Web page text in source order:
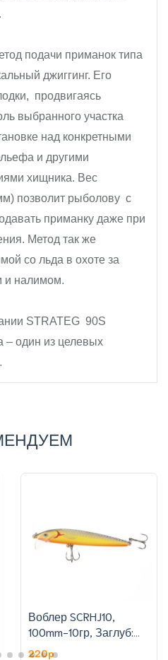
подачи приманок типа
джиггинг. Его
продвигаясь
выбранного участка
над конкретными
и другими
хищника. Вес
позволит рыболову с
приманку даже при
Метод так же
со льда в охоте за
и налимом.
STRATEG 90S
– один из целевых
Воблер SCRHJ10,
100mm-10гр, Заглуб:
1.8-2.4 м, цвет:11
220p